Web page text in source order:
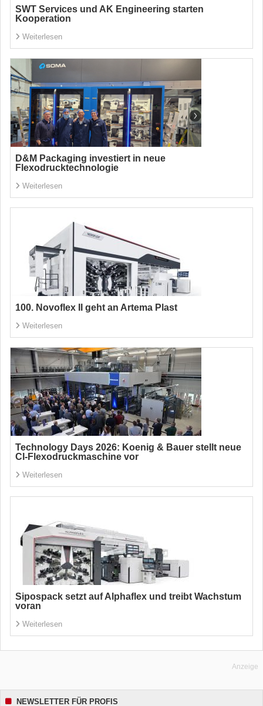
SWT Services und AK Engineering starten
Kooperation
Weiterlesen
D&M Packaging investiert in neue
Flexodrucktechnologie
Weiterlesen
100. Novoflex II geht an Artema Plast
Weiterlesen
Technology Days 2026: Koenig & Bauer stellt neue
CI-Flexodruckmaschine vor
Weiterlesen
Sipospack setzt auf Alphaflex und treibt Wachstum
voran
Weiterlesen
Anzeige
NEWSLETTER FÜR PROFIS